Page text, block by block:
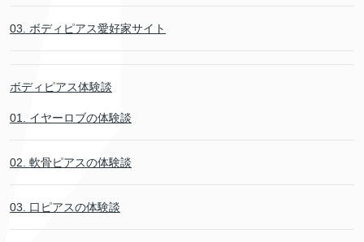
03. ボディピアス愛好家サイト
ボディピアス体験談
01. イヤーロブの体験談
02. 軟骨ピアスの体験談
03. 口ピアスの体験談